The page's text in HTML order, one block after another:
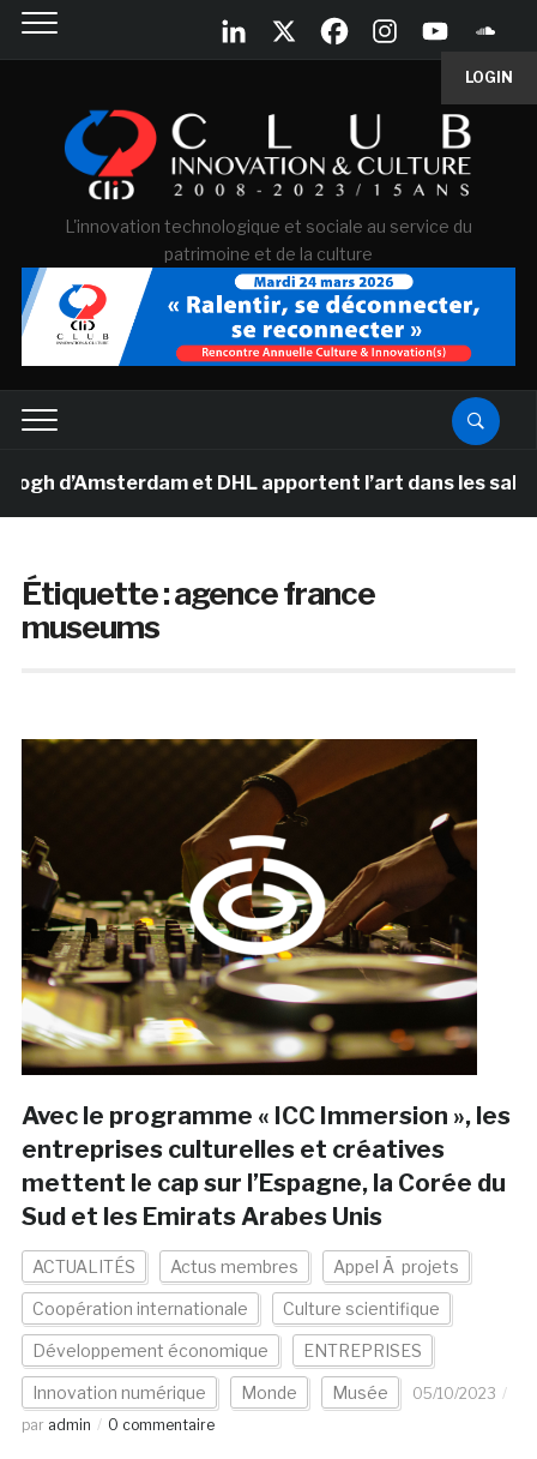
LOGIN
L'innovation technologique et sociale au service du
patrimoine et de la culture
d’Amsterdam et DHL apportent l’art dans les salles
Étiquette :agence france
museums
Avec le programme « ICC Immersion », les
entreprises culturelles et créatives
mettent le cap sur l’Espagne, la Corée du
Sud et les Emirats Arabes Unis
ACTUALITÉS Actus membres Appel Ã projets
Coopération internationale Culture scientifique
Développement économique ENTREPRISES
Innovation numérique Monde Musée
05/10/2023
par admin 0 commentaire